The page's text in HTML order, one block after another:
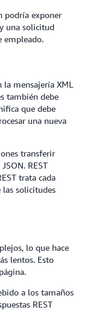
podría exponer
una solicitud
empleado.
mensajería XML
también debe
que debe
una nueva
transferir
REST
trata cada
las solicitudes
lo que hace
lentos. Esto
a los tamaños
REST